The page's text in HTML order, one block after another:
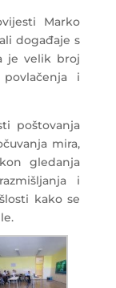
Marko
događaje s
je velik broj
i
poštovanja
mira,
gledanja
i
kako se